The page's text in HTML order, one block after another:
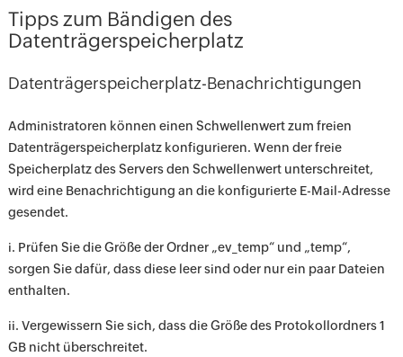
Tipps zum Bändigen des
Datenträgerspeicherplatz
Datenträgerspeicherplatz-Benachrichtigungen
Administratoren können einen Schwellenwert zum freien
Datenträgerspeicherplatz konfigurieren. Wenn der freie
Speicherplatz des Servers den Schwellenwert unterschreitet,
wird eine Benachrichtigung an die konfigurierte E-Mail-Adresse
gesendet.
i. Prüfen Sie die Größe der Ordner „ev_temp“ und „temp“,
sorgen Sie dafür, dass diese leer sind oder nur ein paar Dateien
enthalten.
ii. Vergewissern Sie sich, dass die Größe des Protokollordners 1
GB nicht überschreitet.